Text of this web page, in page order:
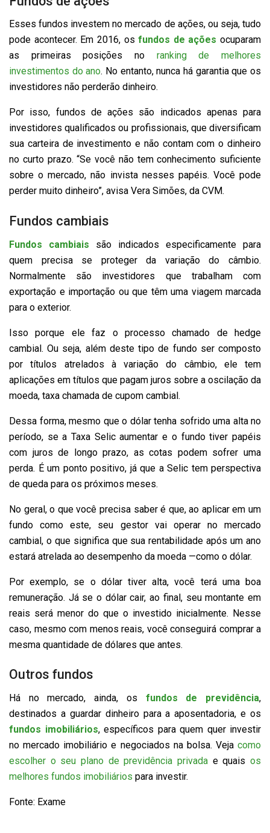
Esses fundos investem no mercado de ações, ou seja, tudo
pode acontecer. Em 2016, osfundos de ações ocuparam
as primeiras posições no ranking de melhores
investimentos do ano. No entanto, nunca há garantia que os
investidores não perderão dinheiro.
Por isso, fundos de ações são indicados apenas para
investidores qualificados ou profissionais, que diversificam
sua carteira de investimento e não contam com o dinheiro
no curto prazo. “Se você não tem conhecimento suficiente
sobre o mercado, não invista nesses papéis. Você pode
perder muito dinheiro”, avisa Vera Simões, da CVM.
Fundos cambiais
Fundos cambiais são indicados especificamente para
quem precisa se proteger da variação do câmbio.
Normalmente são investidores que trabalham com
exportação e importação ou que têm uma viagem marcada
para o exterior.
Isso porque ele faz o processo chamado de hedge
cambial. Ou seja, além deste tipo de fundo ser composto
por títulos atrelados à variação do câmbio, ele tem
aplicações em títulos que pagam juros sobre a oscilação da
moeda, taxa chamada de cupom cambial.
Dessa forma, mesmo que o dólar tenha sofrido uma alta no
período, se a Taxa Selic aumentar e o fundo tiver papéis
com juros de longo prazo, as cotas podem sofrer uma
perda. É um ponto positivo, já que a Selic tem perspectiva
de queda para os próximos meses.
No geral, o que você precisa saber é que, ao aplicar em um
fundo como este, seu gestor vai operar no mercado
cambial, o que significa que sua rentabilidade após um ano
estará atrelada ao desempenho da moeda —como o dólar.
Por exemplo, se o dólar tiver alta, você terá uma boa
remuneração. Já se o dólar cair, ao final, seu montante em
reais será menor do que o investido inicialmente. Nesse
caso, mesmo com menos reais, você conseguirá comprar a
mesma quantidade de dólares que antes.
Outros fundos
Há no mercado, ainda, os fundos de previdência,
destinados a guardar dinheiro para a aposentadoria, e os
fundos imobiliários, específicos para quem quer investir
no mercado imobiliário e negociados na bolsa. Veja como
escolher o seu plano de previdência privada e quais os
melhores fundos imobiliários para investir.
Fonte: Exame